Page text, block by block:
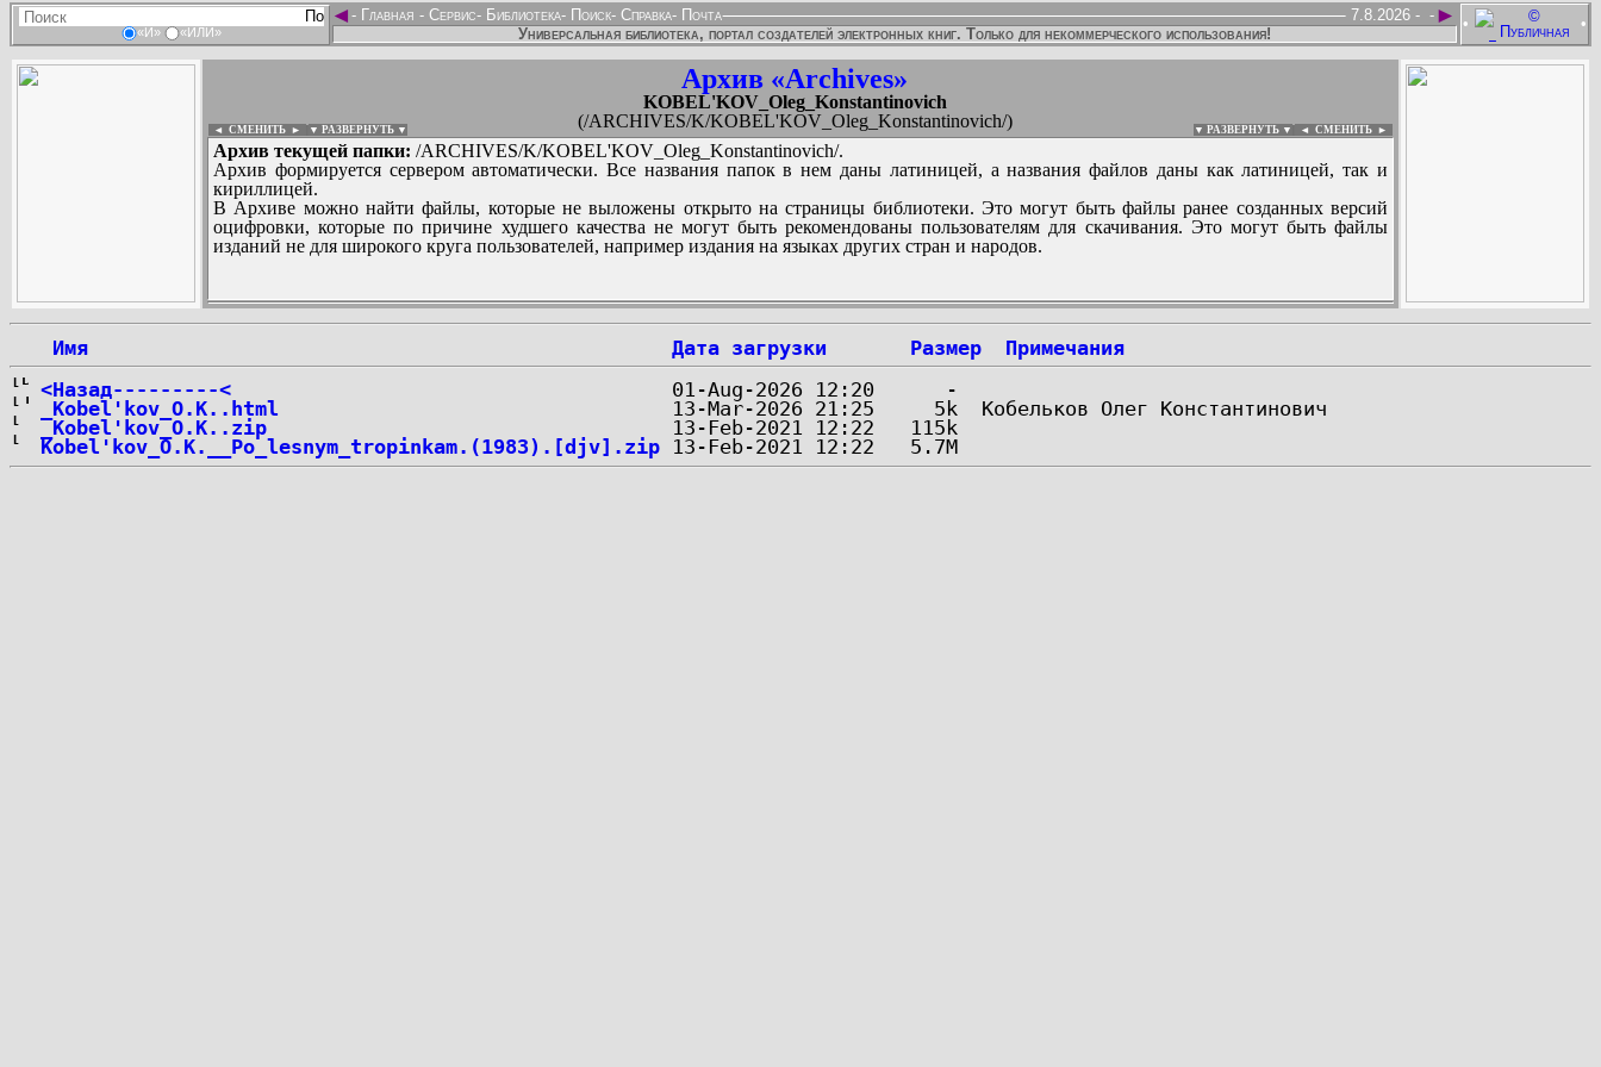
«И» «ИЛИ»
• •
◄ ►
- Главная - Сервис- Библиотека- Поиск- Справка- Почта -
7.8.2026 -
Универсальная библиотека, портал создателей электронных книг. Только для некоммерческого использования!
Архив «Archives»
KOBEL'KOV_Oleg_Konstantinovich
(/ARCHIVES/K/KOBEL'KOV_Oleg_Konstantinovich/)
◄ СМЕНИТЬ ► ▼ РАЗВЕРНУТЬ ▼ ▼ РАЗВЕРНУТЬ ▼ ◄ СМЕНИТЬ ►
Архив текущей папки: /ARCHIVES/K/KOBEL'KOV_Oleg_Konstantinovich/.
Архив формируется сервером автоматически. Все названия папок в нем даны латиницей, а названия файлов даны как латиницей, так и
кириллицей.
В Архиве можно найти файлы, которые не выложены открыто на страницы библиотеки. Это могут быть файлы ранее созданных версий
оцифровки, которые по причине худшего качества не могут быть рекомендованы пользователям для скачивания. Это могут быть файлы
изданий не для широкого круга пользователей, например издания на языках других стран и народов.
:
...
Имя Дата загрузки Размер
Примечания
<Назад---------<
_Kobel'kov_O.K..html
_Kobel'kov_O.K..zip
Kobel'kov_O.K.__Po_lesnym_tropinkam.(1983).[djv].zip